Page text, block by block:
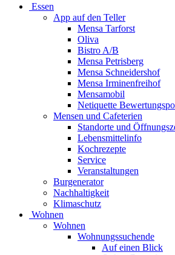
Essen
App auf den Teller
Mensa Tarforst
Oliva
Bistro A/B
Mensa Petrisberg
Mensa Schneidershof
Mensa Irminenfreihof
Mensamobil
Netiquette
Mensen und Cafeterien
Standorte und
Lebensmittelinfo
Kochrezepte
Service
Veranstaltungen
Burgenerator
Nachhaltigkeit
Klimaschutz
Wohnen
Wohnen
Wohnungssuchende
Auf einen Blick